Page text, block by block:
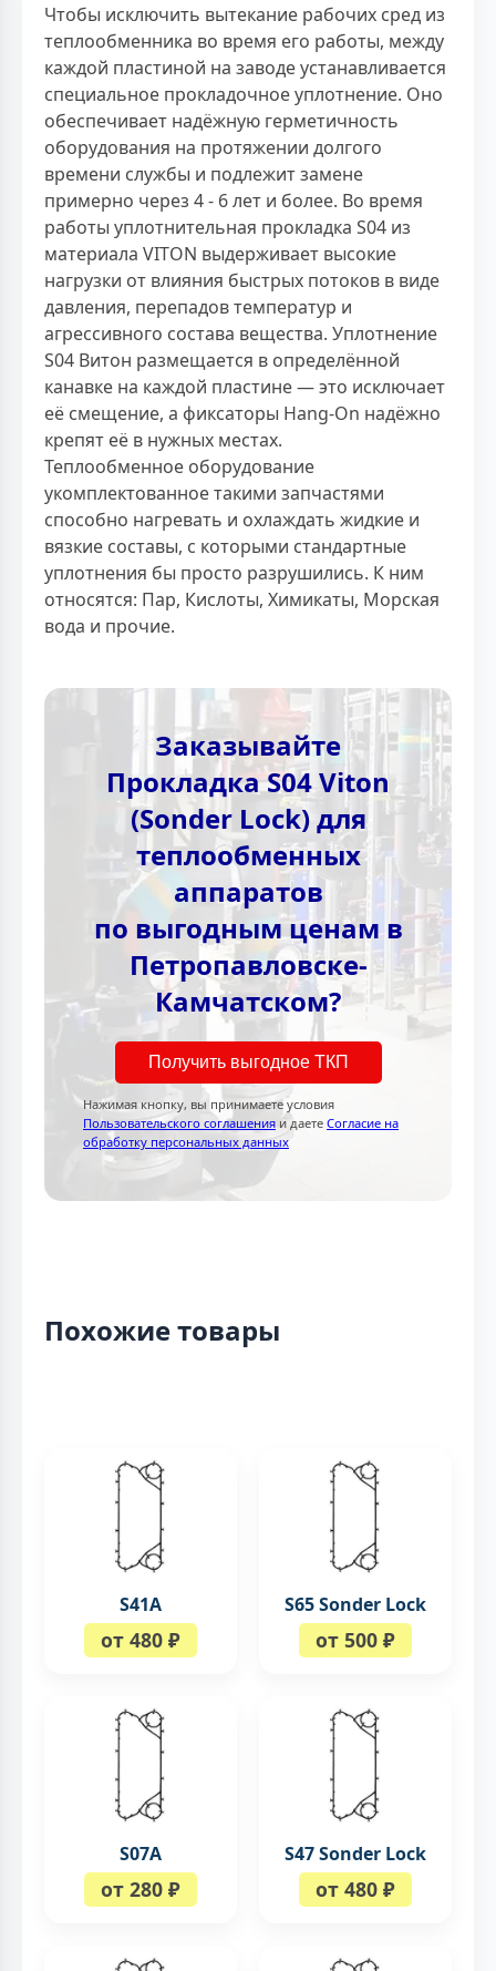
Чтобы исключить вытекание рабочих сред из
теплообменника во время его работы, между
каждой пластиной на заводе устанавливается
специальное прокладочное уплотнение. Оно
обеспечивает надёжную герметичность
оборудования на протяжении долгого
времени службы и подлежит замене
примерно через 4 - 6 лет и более. Во время
работы уплотнительная прокладка S04 из
материала VITON выдерживает высокие
нагрузки от влияния быстрых потоков в виде
давления, перепадов температур и
агрессивного состава вещества. Уплотнение
S04 Витон размещается в определённой
канавке на каждой пластине — это исключает
её смещение, а фиксаторы Hang-On надёжно
крепят её в нужных местах.
Теплообменное оборудование
укомплектованное такими запчастями
способно нагревать и охлаждать жидкие и
вязкие составы, с которыми стандартные
уплотнения бы просто разрушились. К ним
относятся: Пар, Кислоты, Химикаты, Морская
вода и прочие.
Заказывайте
Прокладка S04 Viton
(Sonder Lock) для
теплообменных
аппаратов
по выгодным ценам в
Петропавловске-
Камчатском?
Получить выгодное ТКП
Нажимая кнопку, вы принимаете условия
Пользовательского соглашения и даете Согласие на
обработку персональных данных
Похожие товары
S41A
от 480 ₽
S65 Sonder Lock
от 500 ₽
S07A
от 280 ₽
S47 Sonder Lock
от 480 ₽